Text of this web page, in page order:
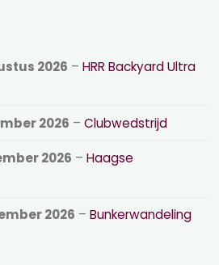
2026 –HRR Backyard Ultra
2026 –Clubwedstrijd
2026 –Haagse
2026 –Bunkerwandeling